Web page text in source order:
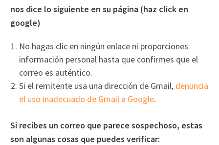
nos dice lo siguiente en su página (haz click en
google)
No hagas clic en ningún enlace ni proporciones
información personal hasta que confirmes que el
correo es auténtico.
Si el remitente usa una dirección de Gmail, denuncia
el uso inadecuado de Gmail a Google.
Si recibes un correo que parece sospechoso, estas
son algunas cosas que puedes verificar: